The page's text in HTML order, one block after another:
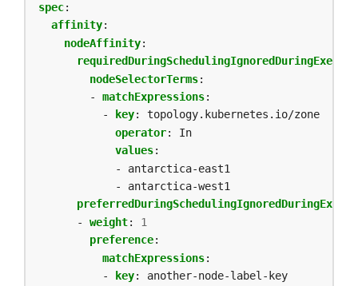
spec:
affinity:
nodeAffinity:
nodeSelectorTerms:
- matchExpressions:
-
key:
topology.kubernetes.io/zone
operator:
In
values:
- antarctica-east1
- antarctica-west1
- weight:
1
preference:
matchExpressions:
-
key:
another-node-label-key